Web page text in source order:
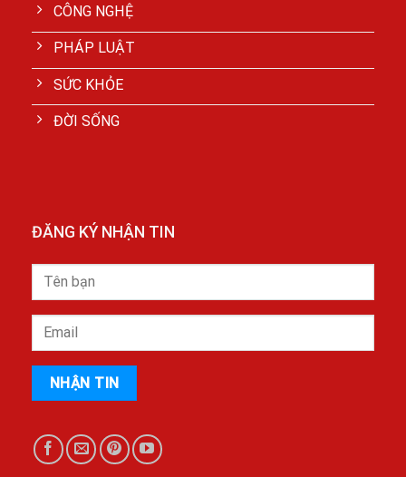
CÔNG NGHỆ
PHÁP LUẬT
SỨC KHỎE
ĐỜI SỐNG
ĐĂNG KÝ NHẬN TIN